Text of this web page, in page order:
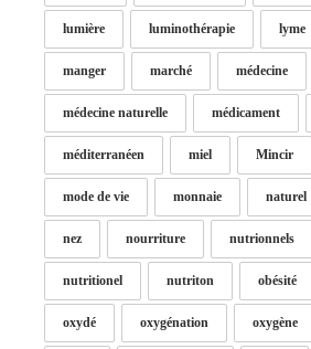
lumière luminothérapie lyme
manger marché médecine
médecine naturelle médicament
méditerranéen miel Mincir
mode de vie monnaie naturel
nez nourriture nutrionnels
nutritionel nutriton obésité
oxydé oxygénation oxygène